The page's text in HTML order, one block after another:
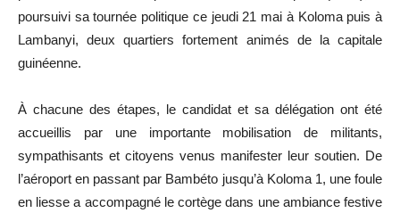
poursuivi sa tournée politique ce jeudi 21 mai à Koloma puis à
Lambanyi, deux quartiers fortement animés de la capitale
guinéenne.
À chacune des étapes, le candidat et sa délégation ont été
accueillis par une importante mobilisation de militants,
sympathisants et citoyens venus manifester leur soutien. De
l’aéroport en passant par Bambéto jusqu’à Koloma 1, une foule
en liesse a accompagné le cortège dans une ambiance festive